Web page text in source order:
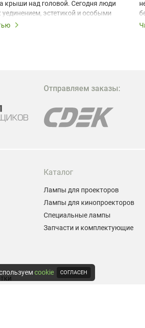
крыши над головой. Сегодня люди
уединением, эстетикой и особыми
A-frame домов,
бюджетных способов стать
Отправляем заказы:
Каталог
Лампы для проекторов
Лампы для кинопроекторов
Специальные лампы
Запчасти и комплектующие
cookie СОГЛАСЕН